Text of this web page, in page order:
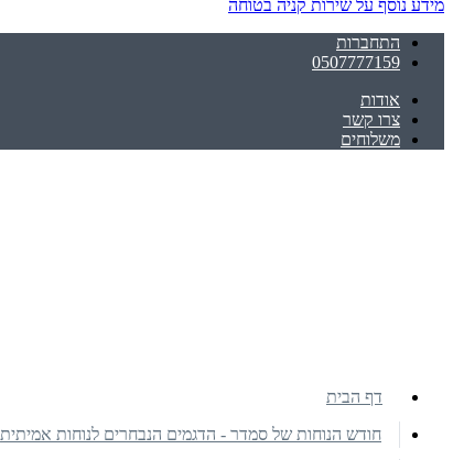
מידע נוסף על שירות קניה בטוחה
התחברות
0507777159
אודות
צרו קשר
משלוחים
דף הבית
חודש הנוחות של סמדר - הדגמים הנבחרים לנוחות אמיתית